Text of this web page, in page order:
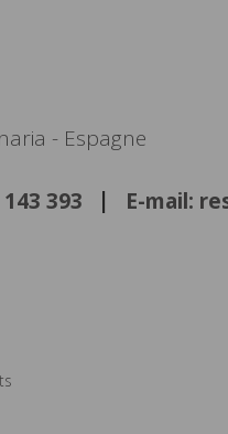
- Espagne
393 E-mail: